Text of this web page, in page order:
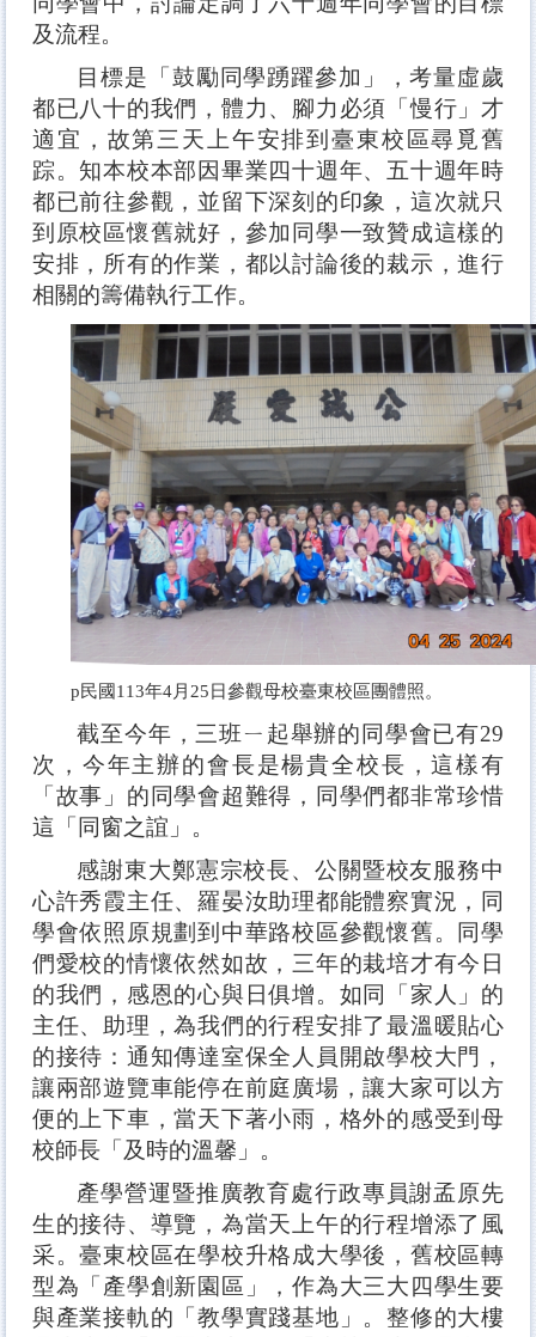
及流程。
目標是「鼓勵同學踴躍參加」，考量虛歲
都已八十的我們，體力、腳力必須「慢行」才
適宜，故第三天上午安排到臺東校區尋覓舊
踪。知本校本部因畢業四十週年、五十週年時
都已前往參觀，並留下深刻的印象，這次就只
到原校區懷舊就好，參加同學一致贊成這樣的
安排，所有的作業，都以討論後的裁示，進行
相關的籌備執行工作。
p民國113年4月25日參觀母校臺東校區團體照。
截至今年，三班ㄧ起舉辦的同學會已有29
次，今年主辦的會長是楊貴全校長，這樣有
「故事」的同學會超難得，同學們都非常珍惜
這「同窗之誼」。
感謝東大鄭憲宗校長、公關暨校友服務中
心許秀霞主任、羅晏汝助理都能體察實況，同
學會依照原規劃到中華路校區參觀懷舊。同學
們愛校的情懷依然如故，三年的栽培才有今日
的我們，感恩的心與日俱增。如同「家人」的
主任、助理，為我們的行程安排了最溫暖貼心
的接待：通知傳達室保全人員開啟學校大門，
讓兩部遊覽車能停在前庭廣場，讓大家可以方
便的上下車，當天下著小雨，格外的感受到母
校師長「及時的溫馨」。
產學營運暨推廣教育處行政專員謝孟原先
生的接待、導覽，為當天上午的行程增添了風
采。臺東校區在學校升格成大學後，舊校區轉
型為「產學創新園區」，作為大三大四學生要
與產業接軌的「教學實踐基地」。整修的大樓